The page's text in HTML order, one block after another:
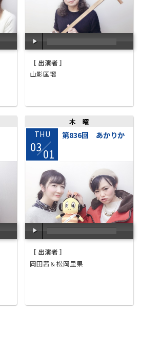
［ 出演者 ］
山影匡瑠
木曜
THU
0301
第836回 あかりか
［ 出演者 ］
岡田茜＆松岡里果